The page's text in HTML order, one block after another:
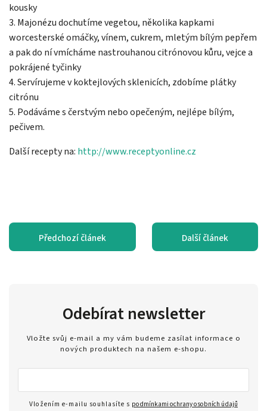
kousky
3. Majonézu dochutíme vegetou, několika kapkami
worcesterské omáčky, vínem, cukrem, mletým bílým pepřem
a pak do ní vmícháme nastrouhanou citrónovou kůru, vejce a
pokrájené tyčinky
4. Servírujeme v koktejlových sklenicích, zdobíme plátky
citrónu
5. Podáváme s čerstvým nebo opečeným, nejlépe bílým,
pečivem.
Další recepty na: http://www.receptyonline.cz
Předchozí článek Další článek
Odebírat newsletter
Vložte svůj e-mail a my vám budeme zasílat informace o
nových produktech na našem e-shopu.
Vložením e-mailu souhlasíte s podmínkami ochrany osobních údajů